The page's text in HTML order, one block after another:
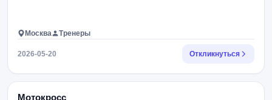
Москва Тренеры
2026-05-20 Откликнуться
Мотокросс